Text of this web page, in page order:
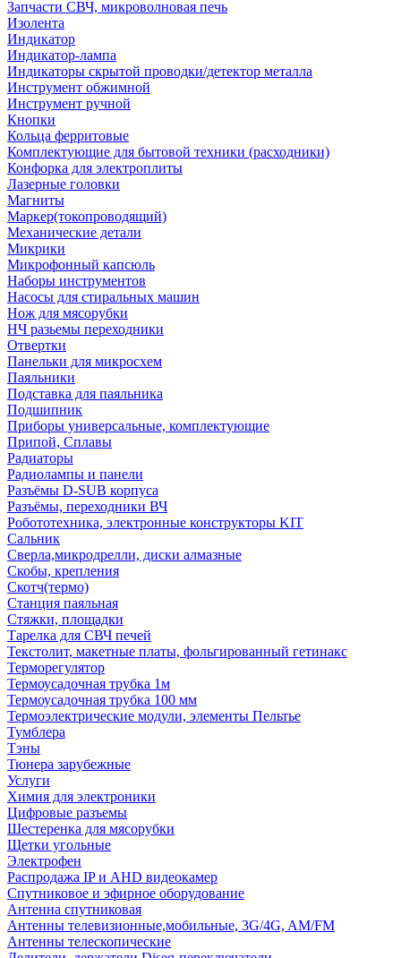
Запчасти СВЧ, микроволновая печь
Изолента
Индикатор
Индикатор-лампа
Индикаторы скрытой проводки/детектор металла
Инструмент обжимной
Инструмент ручной
Кнопки
Кольца ферритовые
Комплектующие для бытовой техники (расходники)
Конфорка для электроплиты
Лазерные головки
Магниты
Маркер(токопроводящий)
Механические детали
Микрики
Микрофонный капсюль
Наборы инструментов
Насосы для стиральных машин
Нож для мясорубки
НЧ разьемы переходники
Отвертки
Панельки для микросхем
Паяльники
Подставка для паяльника
Подшипник
Приборы универсальные, комплектующие
Припой, Сплавы
Радиаторы
Радиолампы и панели
Разъёмы D-SUB корпуса
Разъёмы, переходники ВЧ
Робототехника, электронные конструкторы KIT
Сальник
Сверла,микродрелли, диски алмазные
Скобы, крепления
Скотч(термо)
Станция паяльная
Стяжки, площадки
Тарелка для СВЧ печей
Текстолит, макетные платы, фольгированный гетинакс
Терморегулятор
Термоусадочная трубка 1м
Термоусадочная трубка 100 мм
Термоэлектрические модули, элементы Пельтье
Тумблера
Тэны
Тюнера зарубежные
Услуги
Химия для электроники
Цифровые разъемы
Шестеренка для мясорубки
Щетки угольные
Электрофен
Распродажа IP и AHD видеокамер
Спутниковое и эфирное оборудование
Антенна спутниковая
Антенны телевизионные,мобильные, 3G/4G, AM/FM
Антенны телескопические